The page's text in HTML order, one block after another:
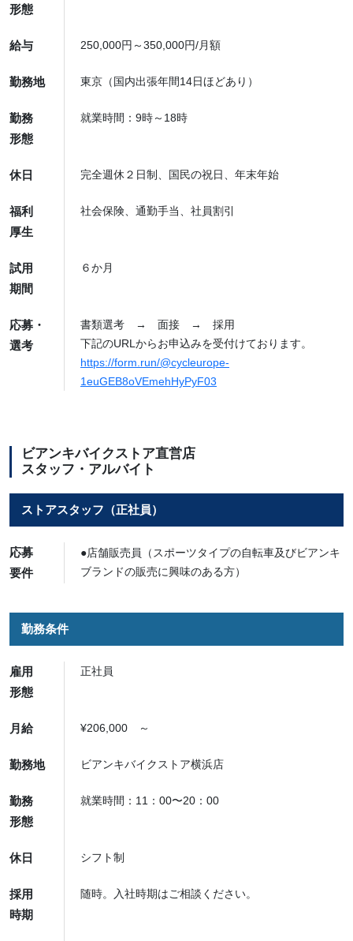
形態
給与 250,000円～350,000円/月額
勤務地 東京（国内出張年間14日ほどあり）
勤務
形態
就業時間：9時～18時
休日 完全週休２日制、国民の祝日、年末年始
福利
厚生
社会保険、通勤手当、社員割引
試用
期間
６か月
応募・
選考
書類選考 → 面接 → 採用
下記のURLからお申込みを受付けております。
https://form.run/@cycleurope-
1euGEB8oVEmehHyPyF03
ビアンキバイクストア直営店
スタッフ・アルバイト
ストアスタッフ（正社員）
応募
要件
●店舗販売員（スポーツタイプの自転車及びビアンキ
ブランドの販売に興味のある方）
勤務条件
雇用
形態
正社員
月給 ¥206,000 ～
勤務地 ビアンキバイクストア横浜店
勤務
形態
就業時間：11：00〜20：00
休日 シフト制
採用
時期
随時。入社時期はご相談ください。